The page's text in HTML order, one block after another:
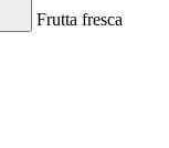
Frutta fresca